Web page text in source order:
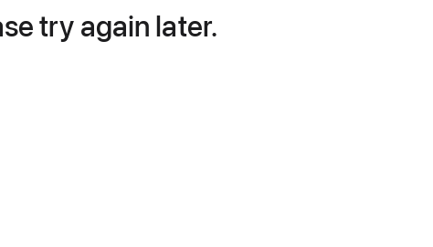
try again later.